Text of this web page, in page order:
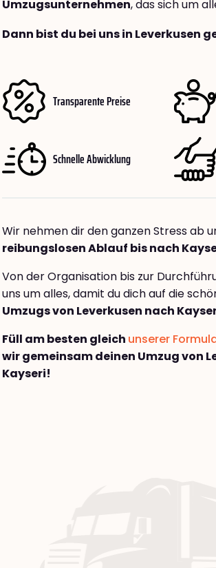
Umzugsunternehmen, das sich um
Dann bist du bei uns in Leverkusen
Transparente Preise
Schnelle Abwicklung
Wir nehmen dir den ganzen Stress ab
reibungslosen Ablauf bis nach
Von der Organisation bis zur
uns um alles, damit du dich auf die
Umzugs von Leverkusen nach
Füll am besten gleich unserer
wir gemeinsam deinen Umzug von
Kayseri!